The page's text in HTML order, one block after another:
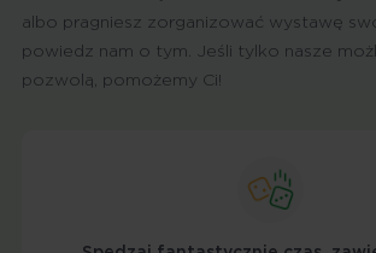
albo pragniesz zorganizować wystawę
powiedz nam o tym. Jeśli tylko nasze
pozwolą, pomożemy Ci!